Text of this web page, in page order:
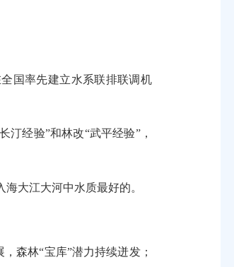
国率先建立水系联排联调机
经验”和林改“武平经验”，
大江大河中水质最好的。
森林“宝库”潜力持续迸发；